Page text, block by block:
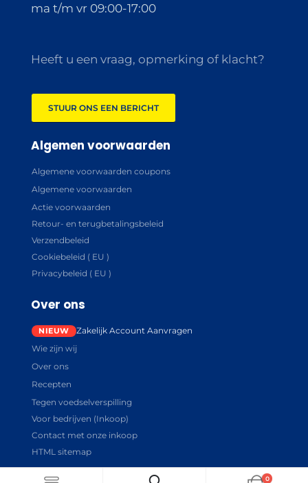
ma t/m vr 09:00-17:00
Heeft u een vraag, opmerking of klacht?
STUUR ONS EEN BERICHT
Algemen voorwaarden
Algemene voorwaarden coupons
Algemene voorwaarden
Actie voorwaarden
Retour- en terugbetalingsbeleid
Verzendbeleid
Cookiebeleid ( EU )
Privacybeleid ( EU )
Over ons
Zakelijk Account Aanvragen
Wie zijn wij
Over ons
Recepten
Tegen voedselverspilling
Voor bedrijven (Inkoop)
Contact met onze inkoop
HTML sitemap
0